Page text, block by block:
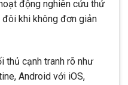
động nghiên cứu thứ
đôi khi không đơn giản
thủ cạnh tranh rõ như
Android với iOS,